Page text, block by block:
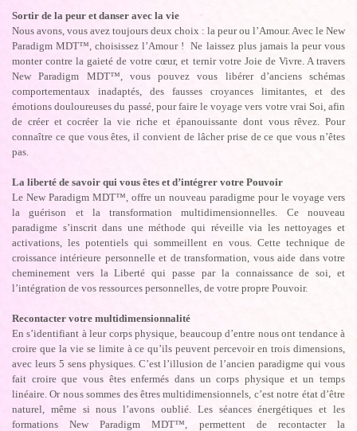
Sortir de la peur et danser avec la vie
Nous avons, vous avez toujours deux choix : la peur ou l’Amour. Avec le New
Paradigm MDT™, choisissez l’Amour ! Ne laissez plus jamais la peur vous
monter contre la gaieté de votre cœur, et ternir votre Joie de Vivre. A travers
New Paradigm MDT™, vous pouvez vous libérer d’anciens schémas
comportementaux inadaptés, des fausses croyances limitantes, et des
émotions douloureuses du passé, pour faire le voyage vers votre vrai Soi, afin
de créer et cocréer la vie riche et épanouissante dont vous rêvez. Pour
connaître ce que vous êtes, il convient de lâcher prise de ce que vous n’êtes
pas.
La liberté de savoir qui vous êtes et d’intégrer votre Pouvoir
Le New Paradigm MDT™, offre un nouveau paradigme pour le voyage vers
la guérison et la transformation multidimensionnelles. Ce nouveau
paradigme s’inscrit dans une méthode qui réveille via les nettoyages et
activations, les potentiels qui sommeillent en vous. Cette technique de
croissance intérieure personnelle et de transformation, vous aide dans votre
cheminement vers la Liberté qui passe par la connaissance de soi, et
l’intégration de vos ressources personnelles, de votre propre Pouvoir.
Recontacter votre multidimensionnalité
En s’identifiant à leur corps physique, beaucoup d’entre nous ont tendance à
croire que la vie se limite à ce qu’ils peuvent percevoir en trois dimensions,
avec leurs 5 sens physiques. C’est l’illusion de l’ancien paradigme qui vous
fait croire que vous êtes enfermés dans un corps physique et un temps
linéaire. Or nous sommes des êtres multidimensionnels, c’est notre état d’être
naturel, même si nous l’avons oublié. Les séances énergétiques et les
formations New Paradigm MDT™, permettent de recontacter la